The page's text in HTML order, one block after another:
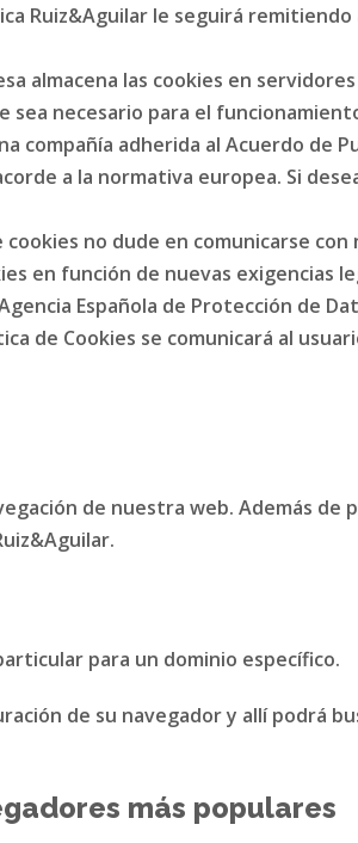
Ruiz&Aguilar le seguirá
almacena las cookies en
necesario para el
compañía adherida al Acuerdo
a la normativa europea. Si
no dude en comunicarse
en función de nuevas exigencias
Española de Protección de
de Cookies se comunicará al
de nuestra web. Además de
para un dominio específico.
de su navegador y allí podrá
más populares